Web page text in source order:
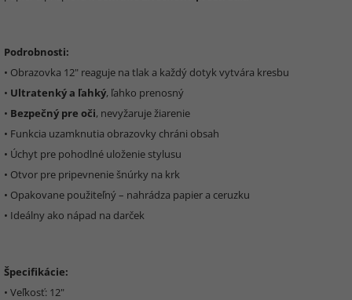
Podrobnosti:
• Obrazovka 12" reaguje na tlak a každý dotyk vytvára kresbu
• Ultratenký a ľahký, ľahko prenosný
• Bezpečný pre oči, nevyžaruje žiarenie
• Funkcia uzamknutia obrazovky chráni obsah
• Úchyt pre pohodlné uloženie stylusu
• Otvor pre pripevnenie šnúrky na krk
• Opakovane použiteľný – nahrádza papier a ceruzku
• Ideálny ako nápad na darček
Špecifikácie:
• Veľkosť: 12"